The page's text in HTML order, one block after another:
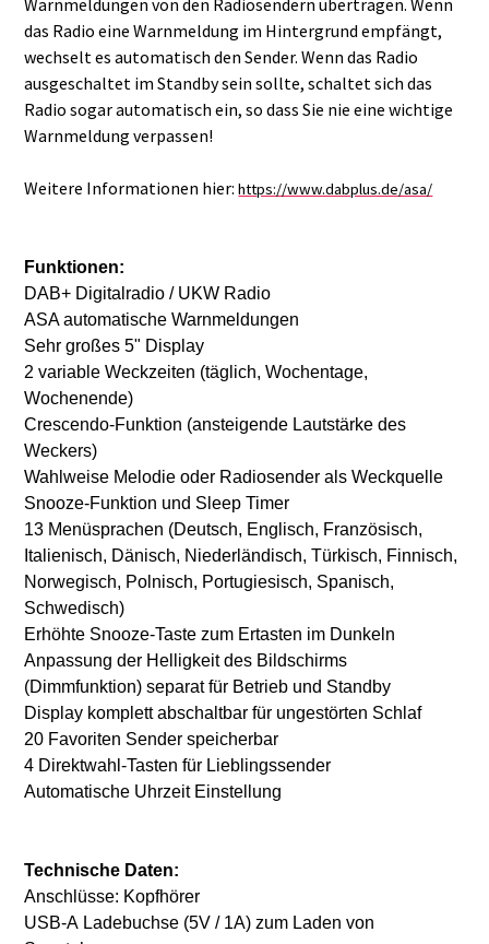
das Radio eine Warnmeldung im Hintergrund empfängt,
wechselt es automatisch den Sender. Wenn das Radio
ausgeschaltet im Standby sein sollte, schaltet sich das
Radio sogar automatisch ein, so dass Sie nie eine wichtige
Warnmeldung verpassen!
Weitere Informationen hier:https://www.dabplus.de/asa/
Funktionen:
DAB+ Digitalradio / UKW Radio
ASA automatische Warnmeldungen
Sehr großes 5" Display
2 variable Weckzeiten (täglich, Wochentage,
Wochenende)
Crescendo-Funktion (ansteigende Lautstärke des
Weckers)
Wahlweise Melodie oder Radiosender als Weckquelle
Snooze-Funktion und Sleep Timer
13 Menüsprachen (Deutsch, Englisch, Französisch,
Italienisch, Dänisch, Niederländisch, Türkisch, Finnisch,
Norwegisch, Polnisch, Portugiesisch, Spanisch,
Schwedisch)
Erhöhte Snooze-Taste zum Ertasten im Dunkeln
Anpassung der Helligkeit des Bildschirms
(Dimmfunktion) separat für Betrieb und Standby
Display komplett abschaltbar für ungestörten Schlaf
20 Favoriten Sender speicherbar
4 Direktwahl-Tasten für Lieblingssender
Automatische Uhrzeit Einstellung
Technische Daten:
Anschlüsse: Kopfhörer
USB-A Ladebuchse (5V / 1A) zum Laden von